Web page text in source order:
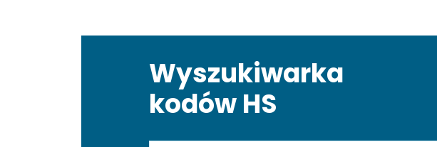
Wyszukiwarka
kodów HS